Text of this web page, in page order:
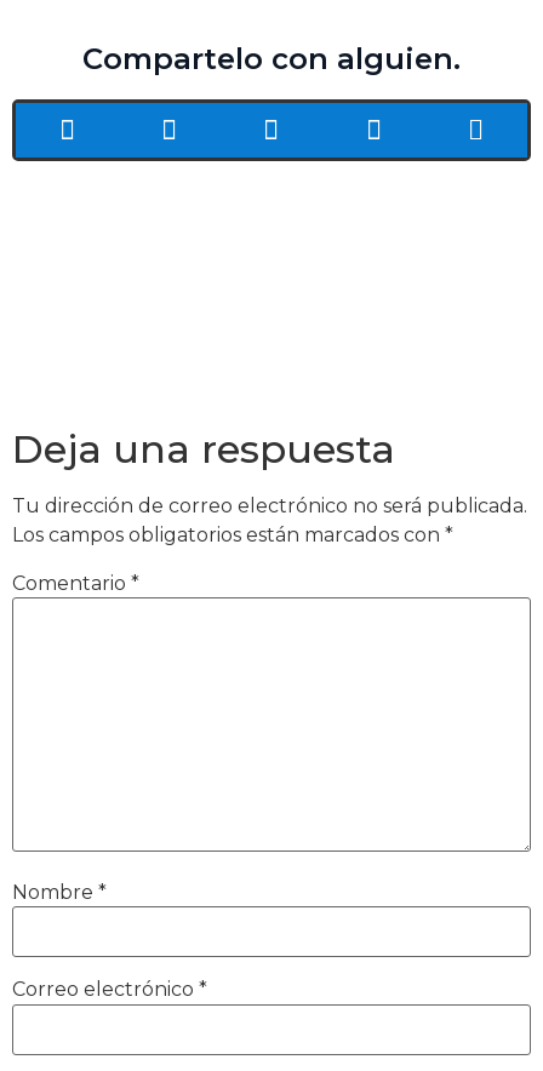
Compartelo con alguien.
Deja una respuesta
Tu dirección de correo electrónico no será publicada.
Los campos obligatorios están marcados con *
Comentario *
Nombre *
Correo electrónico *